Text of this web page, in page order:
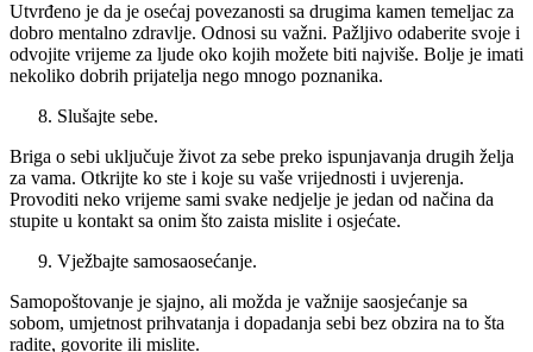
Utvrđeno je da je osećaj povezanosti sa drugima kamen temeljac za
dobro mentalno zdravlje. Odnosi su važni. Pažljivo odaberite svoje i
odvojite vrijeme za ljude oko kojih možete biti najviše. Bolje je imati
nekoliko dobrih prijatelja nego mnogo poznanika.
Slušajte sebe.
Briga o sebi uključuje život za sebe preko ispunjavanja drugih želja
za vama. Otkrijte ko ste i koje su vaše vrijednosti i uvjerenja.
Provoditi neko vrijeme sami svake nedjelje je jedan od načina da
stupite u kontakt sa onim što zaista mislite i osjećate.
Vježbajte samosaosećanje.
Samopoštovanje je sjajno, ali možda je važnije saosjećanje sa
sobom, umjetnost prihvatanja i dopadanja sebi bez obzira na to šta
radite, govorite ili mislite.